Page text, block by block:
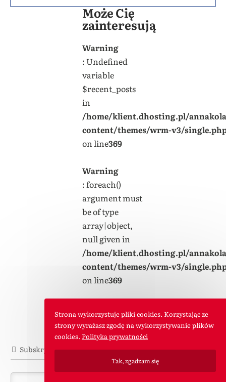
Może Cię
zainteresują
Warning
: Undefined
variable
$recent_posts
in
/home/klient.dhosting.pl/
content/themes/wrm-v3/
on line369
Warning
: foreach()
argument must
be of type
array|object,
null given in
/home/klient.dhosting.pl/
content/themes/wrm-v3/
on line369
Subskrybuj
Strona wykorzystuje pliki cookies. Korzystając ze
strony wyrażasz zgodę na wykorzystywanie plików
cookies. Polityka prywatności
Tak, zgadzam się